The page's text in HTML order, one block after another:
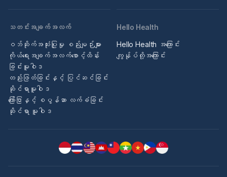
သတင်းအချက်အလက်
ဝဘ်ဆိုက်အသုံးပြုမှု စည်းမျဉ်းများ
ကိုယ်ရေးအချက်အလက်စောင့်ထိန်း
ခြင်းမူဝါဒ
တည်းဖြတ်ခြင်းနှင့် ပြင်ဆင်ခြင်း
ဆိုင်ရာမူဝါဒ
ကြော်ငြာနှင့် စပွန်ဆာ လက်ခံခြင်း
ဆိုင်ရာ မူဝါဒ
Hello Health
Hello Health အကြောင်း
ကျွန်ုပ်တို့အကြောင်း